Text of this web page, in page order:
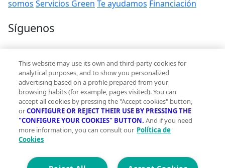
somos Servicios Green Te ayudamos Financiación
Síguenos
Contacto
hola@vivegreen.com
Aviso Legal
Condiciones de uso
Politica de privacidad
This website may use its own and third-party cookies for
analytical purposes, and to show you personalized
advertising based on a profile prepared from your
browsing habits (for example, pages visited). You can
accept all cookies by pressing the "Accept cookies" button,
orCONFIGURE OR REJECT THEIR USE BY PRESSING THE
"CONFIGURE YOUR COOKIES" BUTTON. And if you need
more information, you can consult our Política de
Cookies